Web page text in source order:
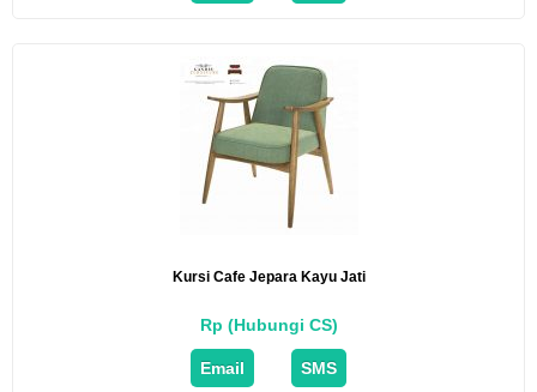
Kursi Cafe Jepara Kayu Jati
Rp (Hubungi CS)
Email SMS